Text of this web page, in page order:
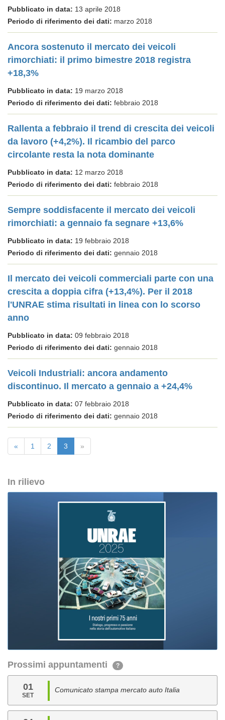
Pubblicato in data: 13 aprile 2018
Periodo di riferimento dei dati: marzo 2018
Ancora sostenuto il mercato dei veicoli
rimorchiati: il primo bimestre 2018 registra
+18,3%
Pubblicato in data: 19 marzo 2018
Periodo di riferimento dei dati: febbraio 2018
Rallenta a febbraio il trend di crescita dei veicoli
da lavoro (+4,2%). Il ricambio del parco
circolante resta la nota dominante
Pubblicato in data: 12 marzo 2018
Periodo di riferimento dei dati: febbraio 2018
Sempre soddisfacente il mercato dei veicoli
rimorchiati: a gennaio fa segnare +13,6%
Pubblicato in data: 19 febbraio 2018
Periodo di riferimento dei dati: gennaio 2018
Il mercato dei veicoli commerciali parte con una
crescita a doppia cifra (+13,4%). Per il 2018
l'UNRAE stima risultati in linea con lo scorso
anno
Pubblicato in data: 09 febbraio 2018
Periodo di riferimento dei dati: gennaio 2018
Veicoli Industriali: ancora andamento
discontinuo. Il mercato a gennaio a +24,4%
Pubblicato in data: 07 febbraio 2018
Periodo di riferimento dei dati: gennaio 2018
« 1 2 3 »
In rilievo
Prossimi appuntamenti ?
01
SET
Comunicato stampa mercato auto Italia